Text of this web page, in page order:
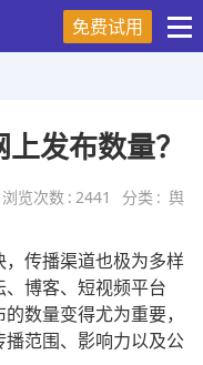
免费试用
发布数量？
浏览次数 : 2441 分类 : 舆
传播渠道也极为多样
博客、短视频平台
数量变得尤为重要，
范围、影响力以及公